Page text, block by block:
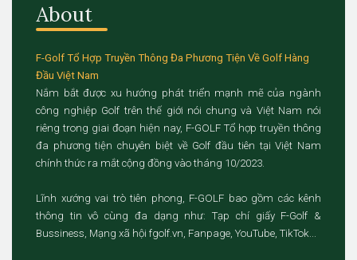
About
F-Golf Tổ Hợp Truyền Thông Đa Phương Tiện Về Golf Hàng
Đầu Việt Nam
Nắm bắt được xu hướng phát triển mạnh mẽ của ngành
công nghiệp Golf trên thế giới nói chung và Việt Nam nói
riêng trong giai đoạn hiện nay, F-GOLF Tổ hợp truyền thông
đa phương tiện chuyên biệt về Golf đầu tiên tại Việt Nam
chính thức ra mắt cộng đồng vào tháng 10/2023.
Lĩnh xướng vai trò tiên phong, F-GOLF bao gồm các kênh
thông tin vô cùng đa dạng như: Tạp chí giấy F-Golf &
Bussiness, Mạng xã hội fgolf.vn, Fanpage, YouTube, TikTok...